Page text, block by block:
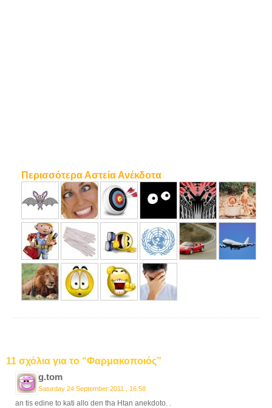
Περισσότερα Αστεία Ανέκδοτα
11 σχόλια για το “Φαρμακοποιός”
g.tom
Saturday 24 September 2011 , 16:58
an tis edine to kati allo den tha Htan anekdoto. .